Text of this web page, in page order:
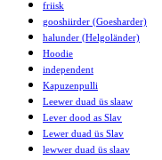
friisk
gooshiirder (Goesharder)
halunder (Helgoländer)
Hoodie
independent
Kapuzenpulli
Leewer duad üs slaaw
Lever dood as Slav
Lewer duad üs Slav
lewwer duad üs slaav